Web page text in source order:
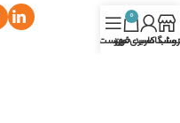
کاربری من
0
سبد خرید
فهرست